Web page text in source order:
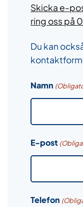
Skicka e-
ring oss på
Du kan
Namn
E-post
Telefon